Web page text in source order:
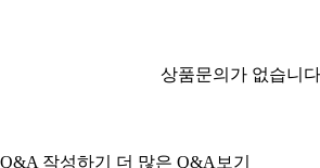
상품문의가 없습니
Q&A 작성하기 더 많은 Q&A보기